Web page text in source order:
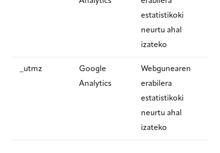
estatistikoki
neurtu ahal
izateko
_utmz
Google
Analytics
Webgunearen
erabilera
estatistikoki
neurtu ahal
izateko